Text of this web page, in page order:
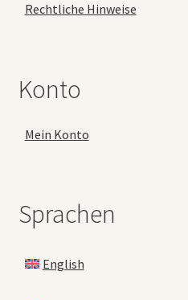
Rechtliche Hinweise
Konto
Mein Konto
Sprachen
English